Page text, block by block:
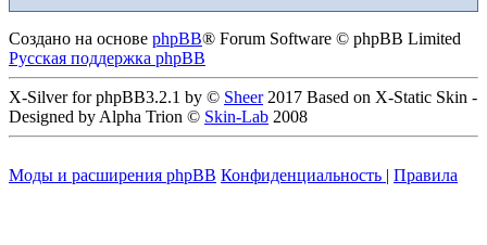
Создано на основе phpBB® Forum Software © phpBB Limited
Русская поддержка phpBB
X-Silver for phpBB3.2.1 by © Sheer2017 Based on X-Static Skin -
Designed by Alpha Trion © Skin-Lab 2008
Моды и расширения phpBB Конфиденциальность | Правила